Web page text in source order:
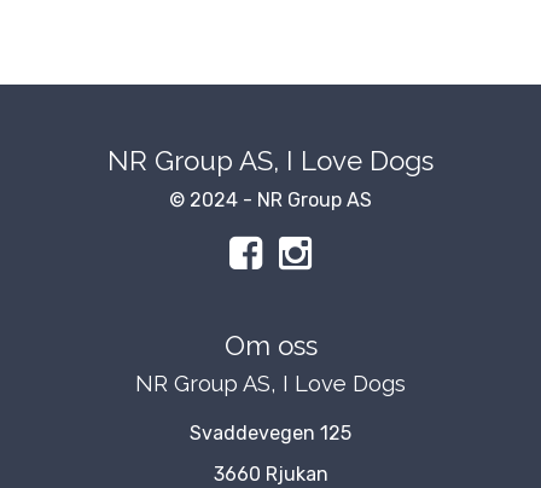
NR Group AS, I Love Dogs
© 2024 - NR Group AS
Om oss
NR Group AS, I Love Dogs
Svaddevegen 125
3660 Rjukan